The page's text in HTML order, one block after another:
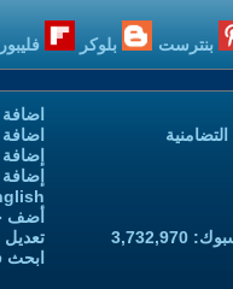
بنترست بلوكر
أضف
تعديل
ابحث